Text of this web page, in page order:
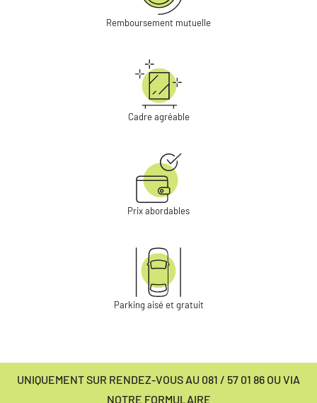
Remboursement mutuelle
Cadre agréable
Prix abordables
Parking aisé et gratuit
UNIQUEMENT SUR RENDEZ-VOUS AU 081 / 57 01 86 OU VIA
NOTRE FORMULAIRE